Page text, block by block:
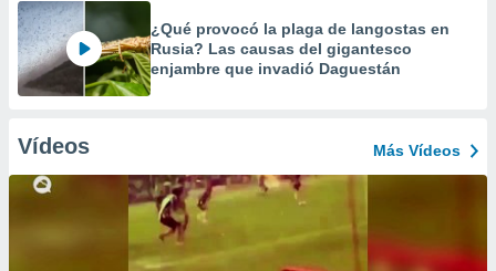
¿Qué provocó la plaga de langostas en
Rusia? Las causas del gigantesco
enjambre que invadió Daguestán
Vídeos Más Vídeos